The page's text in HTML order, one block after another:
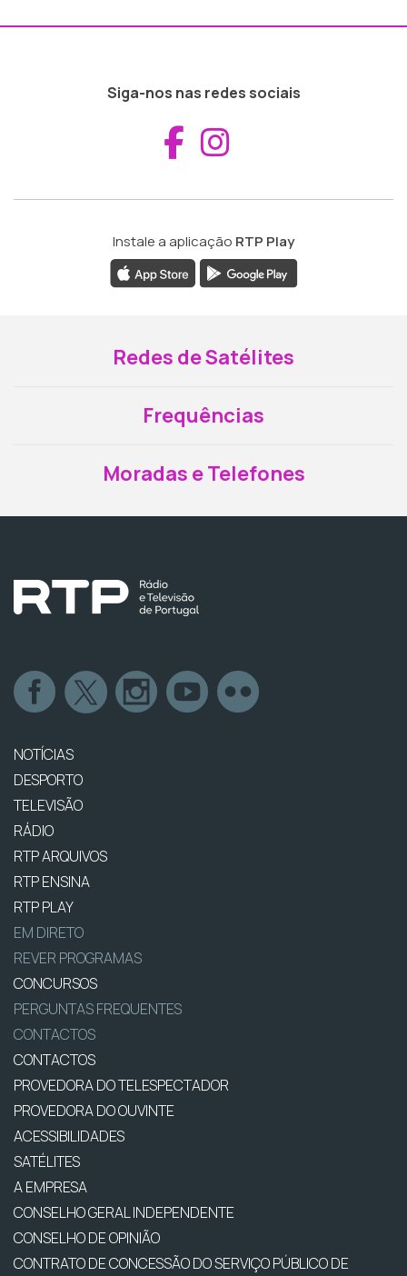
Siga-nos nas redes sociais
Aceder ao
Instale a aplicação RTP Play
Redes de Satélites
Frequências
Moradas e Telefones
NOTÍCIAS
DESPORTO
TELEVISÃO
RÁDIO
RTP ARQUIVOS
RTP ENSINA
RTP PLAY
EM DIRETO
REVER PROGRAMAS
CONCURSOS
PERGUNTAS FREQUENTES
CONTACTOS
CONTACTOS
PROVEDORA DO TELESPECTADOR
PROVEDORA DO OUVINTE
ACESSIBILIDADES
SATÉLITES
A EMPRESA
CONSELHO GERAL INDEPENDENTE
CONSELHO DE OPINIÃO
CONTRATO DE CONCESSÃO DO SERVIÇO PÚBLICO DE